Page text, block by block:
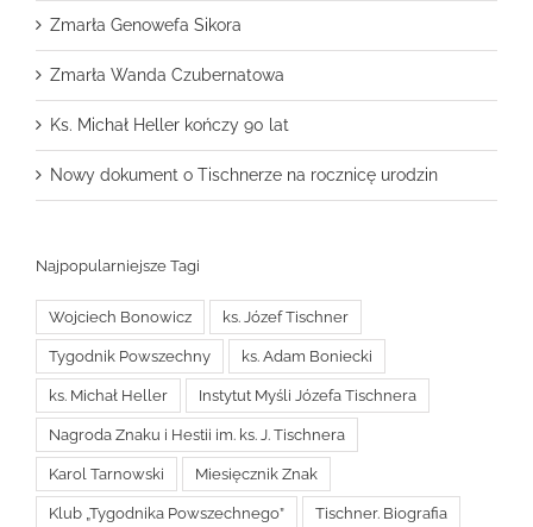
Zmarła Genowefa Sikora
Zmarła Wanda Czubernatowa
Ks. Michał Heller kończy 90 lat
Nowy dokument o Tischnerze na rocznicę urodzin
Najpopularniejsze Tagi
Wojciech Bonowicz ks. Józef Tischner
Tygodnik Powszechny ks. Adam Boniecki
ks. Michał Heller Instytut Myśli Józefa Tischnera
Nagroda Znaku i Hestii im. ks. J. Tischnera
Karol Tarnowski Miesięcznik Znak
Klub „Tygodnika Powszechnego” Tischner. Biografia